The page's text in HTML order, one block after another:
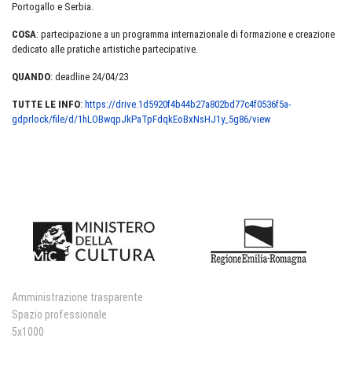
Portogallo e Serbia.
COSA: partecipazione a un programma internazionale di formazione e creazione
dedicato alle pratiche artistiche partecipative.
QUANDO: deadline 24/04/23
TUTTE LE INFO: https://drive.1d5920f4b44b27a802bd77c4f0536f5a-
gdprlock/file/d/1hLOBwqpJkPaTpFdqkEoBxNsHJ1y_5g86/view
Amministrazione trasparente
Spazio professionale
5x1000